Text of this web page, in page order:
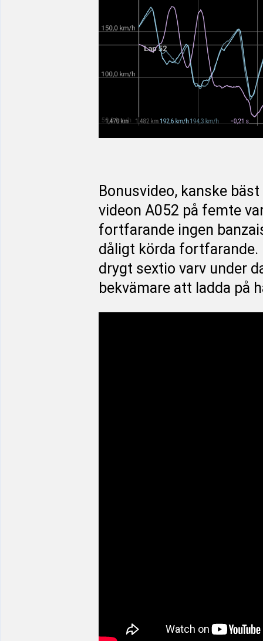
Bonusvideo, kanske
videon A052 på femte
fortfarande ingen
dåligt körda fortfarande.
drygt sextio varv under
bekvämare att ladda på